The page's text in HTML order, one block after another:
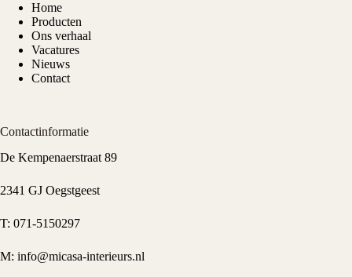
Home
Producten
Ons verhaal
Vacatures
Nieuws
Contact
Contactinformatie
De Kempenaerstraat 89
2341 GJ Oegstgeest
T: 071-5150297
M: info@micasa-interieurs.nl